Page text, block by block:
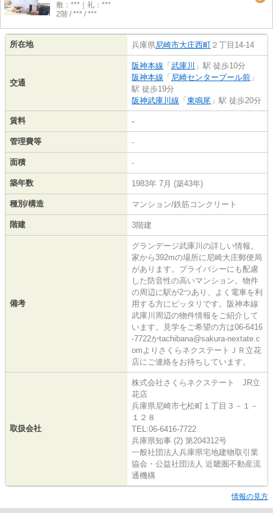
敷：***｜礼：***
2階 / *** / ***
所在地 兵庫県尼崎市大庄西町 ２丁目14-14
交通
阪神本線 「 武庫川 」駅 徒歩10分
阪神本線 「 尼崎センタープール前 」
駅 徒歩19分
阪神武庫川線 「 東鳴尾 」駅 徒歩20分
賃料 -
管理費等 -
面積 -
築年数 1983年 7月 (築43年)
種別/構造 マンション/鉄筋コンクリート
階建 3階建
備考
グランデージ武庫川の詳しい情報。
家から392mの場所に尼崎大庄郵便局
があります。プライバシーにも配慮
した防音性の高いマンション。物件
の周辺に駅が2つあり、よく電車を利
用する方にピッタリです。阪神本線
武庫川周辺の物件情報をご紹介して
います。見学をご希望の方は06-6416
-7722かtachibana@sakura-nextate.c
omよりさくらネクステートＪＲ立花
店にご連絡をお待ちしています。
取扱会社
株式会社さくらネクステート JR立
花店
兵庫県尼崎市七松町１丁目３－１－
１２８
TEL:06-6416-7722
兵庫県知事 (2) 第204312号
一般社団法人兵庫県宅地建物取引業
協会・公益社団法人 近畿圏不動産流
通機構
情報の見方